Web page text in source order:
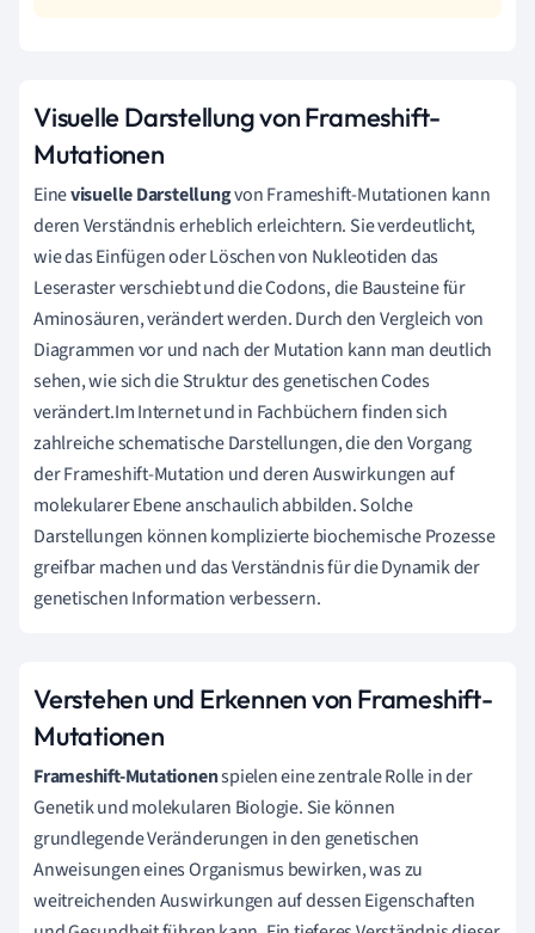
Visuelle Darstellung von Frameshift-
Mutationen
Einevisuelle Darstellungvon Frameshift-Mutationen kann
deren Verständnis erheblich erleichtern. Sie verdeutlicht,
wie das Einfügen oder Löschen von Nukleotiden das
Leseraster verschiebt und die Codons, die Bausteine für
Aminosäuren, verändert werden. Durch den Vergleich von
Diagrammen vor und nach der Mutation kann man deutlich
sehen, wie sich die Struktur des genetischen Codes
verändert.Im Internet und in Fachbüchern finden sich
zahlreiche schematische Darstellungen, die den Vorgang
der Frameshift-Mutation und deren Auswirkungen auf
molekularer Ebene anschaulich abbilden. Solche
Darstellungen können komplizierte biochemische Prozesse
greifbar machen und das Verständnis für die Dynamik der
genetischen Information verbessern.
Verstehen und Erkennen von Frameshift-
Mutationen
Frameshift-Mutationenspielen eine zentrale Rolle in der
Genetik und molekularen Biologie. Sie können
grundlegende Veränderungen in den genetischen
Anweisungen eines Organismus bewirken, was zu
weitreichenden Auswirkungen auf dessen Eigenschaften